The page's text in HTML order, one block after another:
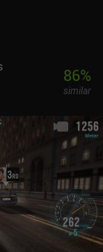
86%
similar